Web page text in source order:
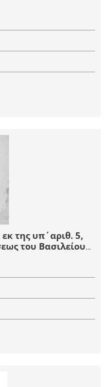
του Βασιλείου
Ερμοπόλει τω